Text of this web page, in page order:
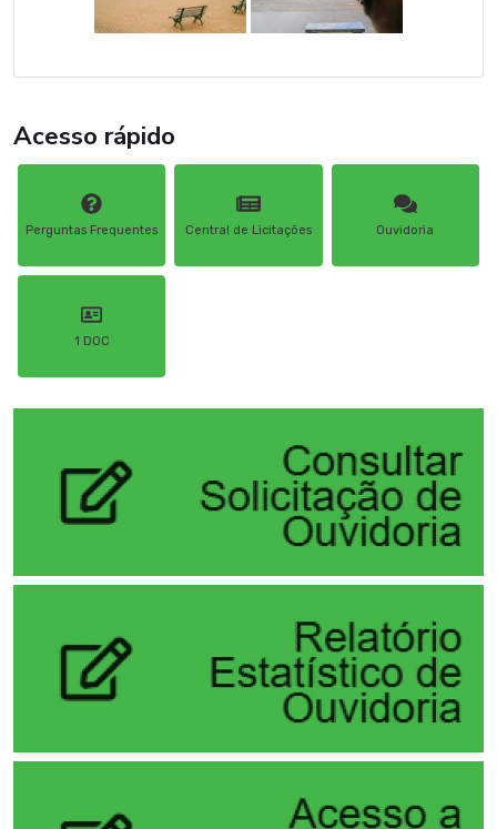
Acesso rápido
Perguntas Frequentes Central de Licitações Ouvidoria
1 DOC